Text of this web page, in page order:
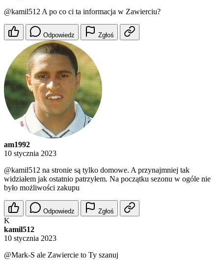
@kamil512 A po co ci ta informacja w Zawierciu?
Odpowiedz Zgłoś
am1992
10 stycznia 2023
@kamil512 na stronie są tylko domowe. A przynajmniej tak
widziałem jak ostatnio patrzyłem. Na początku sezonu w ogóle nie
było możliwości zakupu
Odpowiedz Zgłoś
K
kamil512
10 stycznia 2023
@Mark-S ale Zawiercie to Ty szanuj